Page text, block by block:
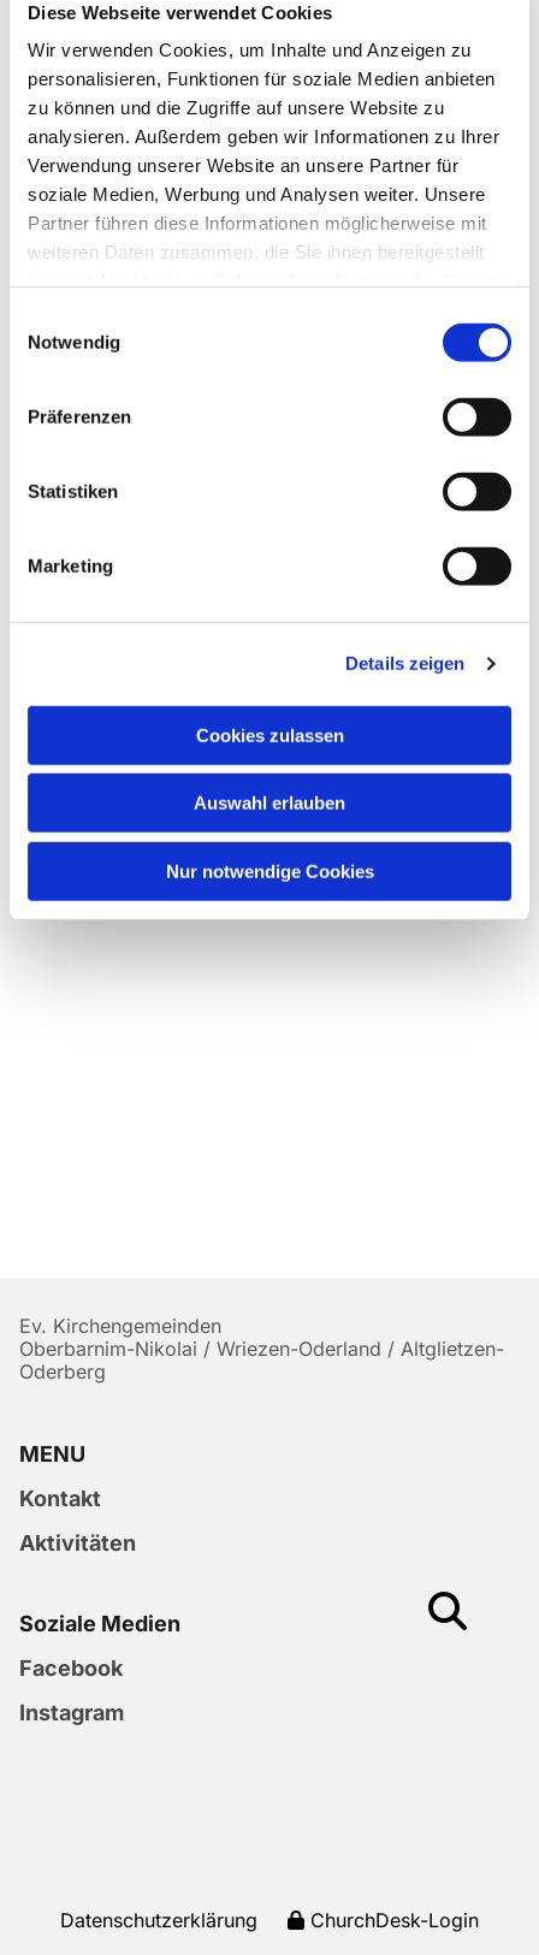
Diese Webseite verwendet Cookies
Wir verwenden Cookies, um Inhalte und Anzeigen zu
personalisieren, Funktionen für soziale Medien anbieten
zu können und die Zugriffe auf unsere Website zu
analysieren. Außerdem geben wir Informationen zu Ihrer
Verwendung unserer Website an unsere Partner für
soziale Medien, Werbung und Analysen weiter. Unsere
Partner führen diese Informationen möglicherweise mit
weiteren Daten zusammen, die Sie ihnen bereitgestellt
Notwendig
Präferenzen
Statistiken
Marketing
Details zeigen
Cookies zulassen
Auswahl erlauben
Nur notwendige Cookies
interessieren
Ev. Kirchengemeinden
Oberbarnim-Nikolai / Wriezen-Oderland / Altglietzen-
Oderberg
MENU
Kontakt
Aktivitäten
Soziale Medien
Facebook
Instagram
Datenschutzerklärung ChurchDesk-Login